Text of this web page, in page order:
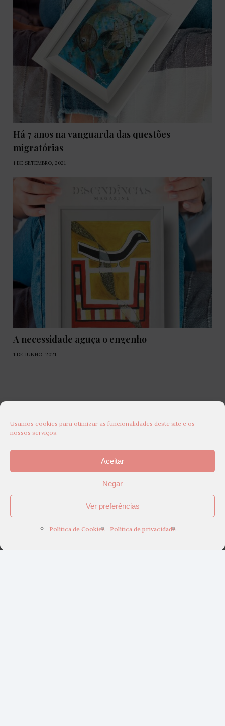
Usamos cookies para otimizar as funcionalidades deste site e os
nossos serviços.
Aceitar
Negar
Ver preferências
Política de Cookies Política de privacidade
Há 7 anos na vanguarda das questões
migratórias
1 DE SETEMBRO, 2021
A necessidade aguça o engenho
1 DE JUNHO, 2021